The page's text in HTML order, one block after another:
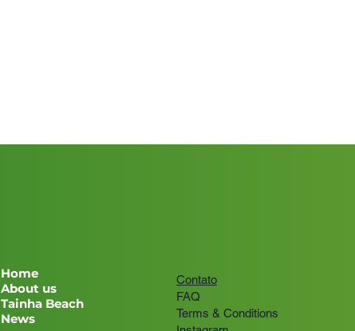
Home
About us
Tainha Beach
News
Contato
FAQ
Terms & Conditions